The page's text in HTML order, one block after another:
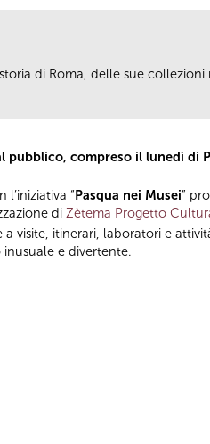
di Roma, delle sue collezioni
pubblico, compreso il lunedì di
“Pasqua nei Musei”
di Zètema Progetto
visite, itinerari, laboratori e
e divertente.